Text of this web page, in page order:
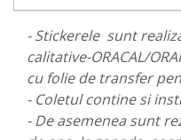
PARASOLARE
PAUL WALKER STICKER
PENTRU FETE
PRODUSE IN TRENDING
SETURI STICKERE
- Stickerele sunt
calitative-ORACAL/
cu folie de transfer
- Coletul contine si
- De asemenea sunt